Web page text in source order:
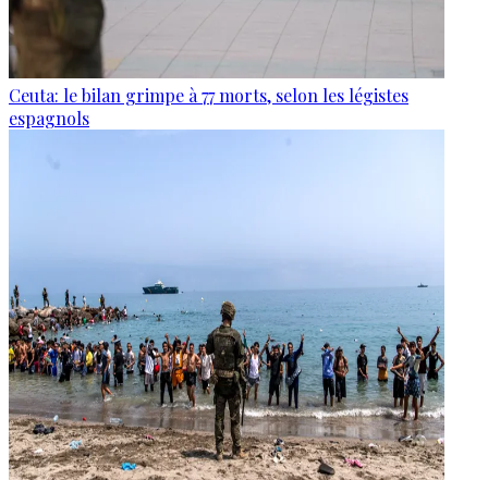
Ceuta: le bilan grimpe à 77 morts, selon les légistes
espagnols